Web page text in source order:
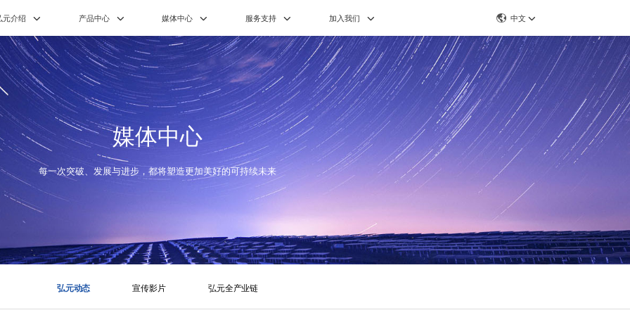
元介绍 产品中心 媒体中心 服务支持 加入我们 中文
媒体中心
每一次突破、发展与进步，都将塑造更加美好的可持续未来
弘元动态 宣传影片 弘元全产业链